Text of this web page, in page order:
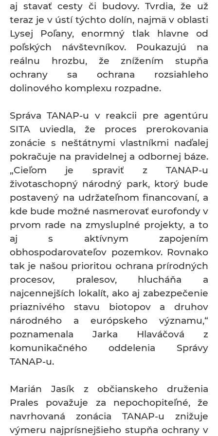
aj stavať cesty či budovy. Tvrdia, že už
teraz je v ústí týchto dolín, najmä v oblasti
Lysej Poľany, enormný tlak hlavne od
poľských návštevníkov. Poukazujú na
reálnu hrozbu, že znížením stupňa
ochrany sa ochrana rozsiahleho
dolinového komplexu rozpadne.
Správa TANAP-u v reakcii pre agentúru
SITA uviedla, že proces prerokovania
zonácie s neštátnymi vlastníkmi naďalej
pokračuje na pravidelnej a odbornej báze.
„Cieľom je spraviť z TANAP-u
životaschopný národný park, ktorý bude
postavený na udržateľnom financovaní, a
kde bude možné nasmerovať eurofondy v
prvom rade na zmysluplné projekty, a to
aj s aktívnym zapojením
obhospodarovateľov pozemkov. Rovnako
tak je našou prioritou ochrana prírodných
procesov, pralesov, hlucháňa a
najcennejších lokalít, ako aj zabezpečenie
priaznivého stavu biotopov a druhov
národného a európskeho významu,“
poznamenala Jarka Hlaváčová z
komunikačného oddelenia Správy
TANAP-u.
Marián Jasík z občianskeho druženia
Prales považuje za nepochopiteľné, že
navrhovaná zonácia TANAP-u znižuje
výmeru najprísnejšieho stupňa ochrany v